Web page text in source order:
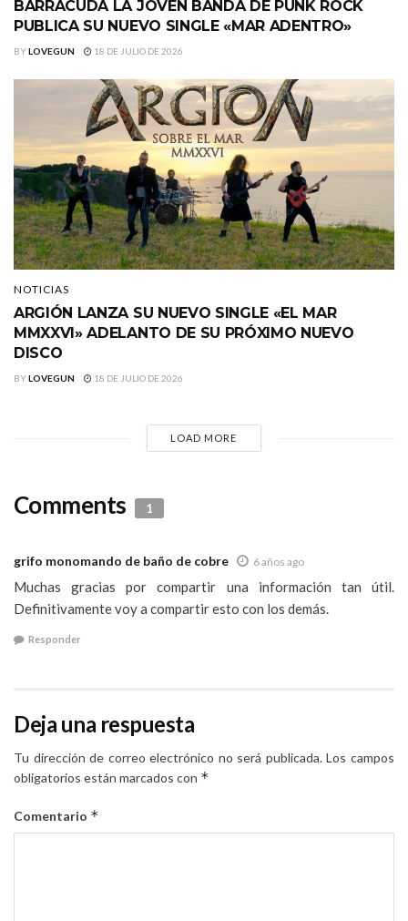
BARRACÜDA LA JOVEN BANDA DE PUNK ROCK
PUBLICA SU NUEVO SINGLE «MAR ADENTRO»
BYLOVEGUN 18 DE JULIO DE 2026
NOTICIAS
ARGIÓN LANZA SU NUEVO SINGLE «EL MAR
MMXXVI» ADELANTO DE SU PRÓXIMO NUEVO
DISCO
BYLOVEGUN 18 DE JULIO DE 2026
LOAD MORE
Comments 1
grifo monomando de baño de cobre 6 años ago
Muchas gracias por compartir una información tan útil.
Definitivamente voy a compartir esto con los demás.
Responder
Deja una respuesta
Tu dirección de correo electrónico no será publicada. Los campos
obligatorios están marcados con *
Comentario *